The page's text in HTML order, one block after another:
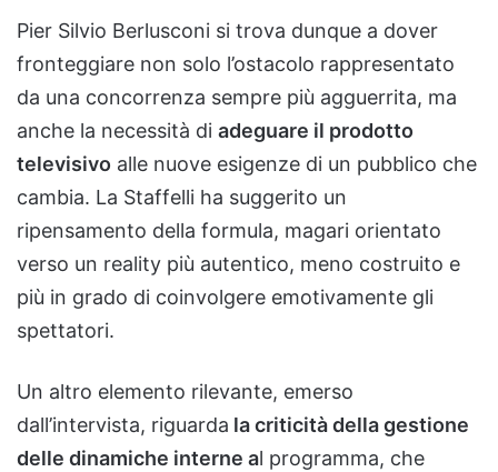
Pier Silvio Berlusconi si trova dunque a dover
fronteggiare non solo l’ostacolo rappresentato
da una concorrenza sempre più agguerrita, ma
anche la necessità di adeguare il prodotto
televisivo alle nuove esigenze di un pubblico che
cambia. La Staffelli ha suggerito un
ripensamento della formula, magari orientato
verso un reality più autentico, meno costruito e
più in grado di coinvolgere emotivamente gli
spettatori.
Un altro elemento rilevante, emerso
dall’intervista, riguarda la criticità della gestione
delle dinamiche interne al programma, che